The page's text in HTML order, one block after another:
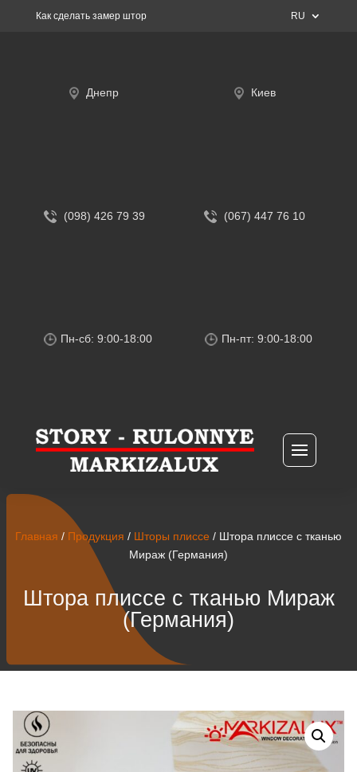
Как сделать замер штор RU
Днепр
(098) 426 79 39
Пн-сб: 9:00-18:00
Киев
(067) 447 76 10
Пн-пт: 9:00-18:00
Главная / Продукция / Шторы плиссе / Штора плиссе с тканью
Мираж (Германия)
Штора плиссе с тканью Мираж
(Германия)